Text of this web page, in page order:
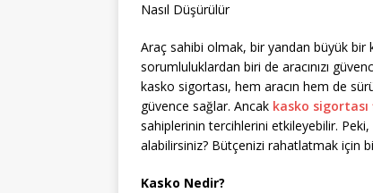
Nasıl Düşürülür
Araç sahibi olmak, bir yandan büyük bir
sorumluluklardan biri de aracınızı
kasko sigortası, hem aracın hem de
güvence sağlar. Ancak kasko
sahiplerinin tercihlerini etkileyebilir. Peki,
alabilirsiniz? Bütçenizi rahatlatmak için
Kasko Nedir?